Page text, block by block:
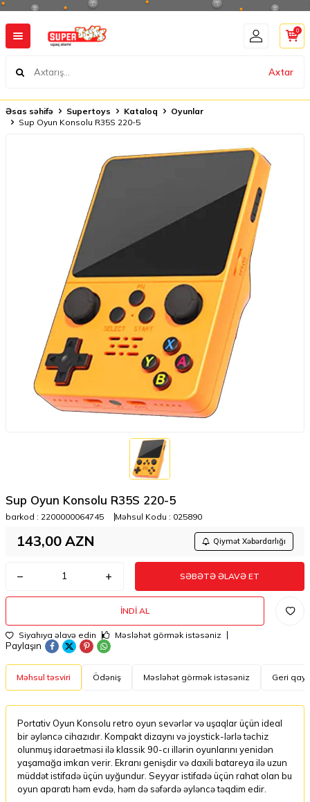
Axtar
0
Əsas səhifə Supertoys Kataloq
Oyunlar
Sup Oyun Konsolu R35S 220-5
Sup Oyun Konsolu R35S 220-5
barkod : 2200000064745 Məhsul Kodu : 025890
143,00 AZN Qiymət Xəbərdarlığı
SƏBƏTƏ ƏLAVƏ ET
İNDI AL
Siyahıya əlavə edin Məsləhət görmək istəsəniz
Paylaşın
Məhsul təsviri Ödəniş Məsləhət görmək istəsəniz Geri
Portativ Oyun Konsolu retro oyun sevərlər və uşaqlar üçün ideal
bir əyləncə cihazıdır. Kompakt dizaynı və joystick-lərlə təchiz
olunmuş idarəetməsi ilə klassik 90-cı illərin oyunlarını yenidən
yaşamağa imkan verir. Ekranı genişdir və daxili batareya ilə uzun
müddət istifadə üçün uyğundur. Seyyar istifadə üçün rahat olan bu
oyun aparatı həm evdə, həm də səfərdə əyləncə təqdim edir.